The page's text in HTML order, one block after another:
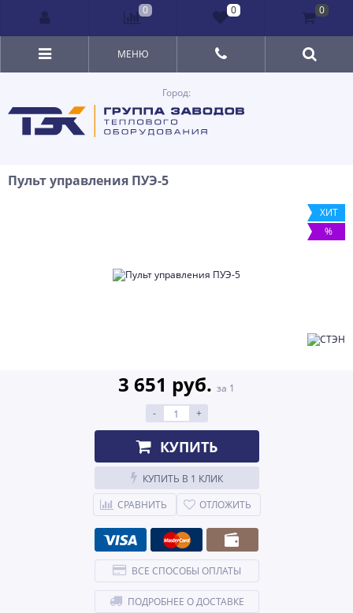
Город:
МЕНЮ
Пульт управления ПУЭ-5
ХИТ
%
3 651 руб. за 1
-
+
КУПИТЬ
КУПИТЬ В 1 КЛИК
СРАВНИТЬ
ОТЛОЖИТЬ
ВСЕ СПОСОБЫ ОПЛАТЫ
ПОДРОБНЕЕ О ДОСТАВКЕ
0 0 0